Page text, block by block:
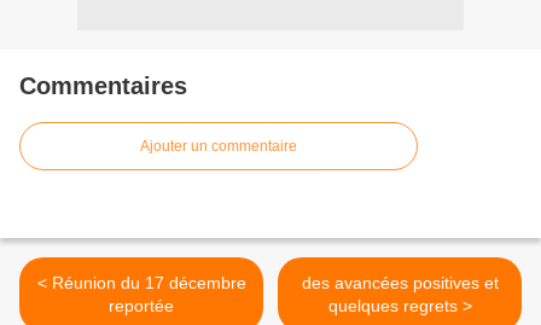
Commentaires
Ajouter un commentaire
< Réunion du 17 décembre
reportée
des avancées positives et
quelques regrets >